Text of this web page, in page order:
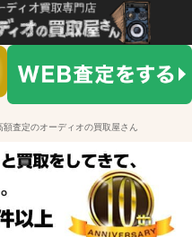
査定のオーディオの買取屋さん